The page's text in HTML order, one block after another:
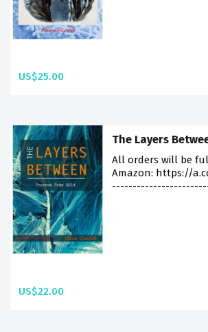
US$25.00
The Layers
All orders will be
Amazon: https://
US$22.00